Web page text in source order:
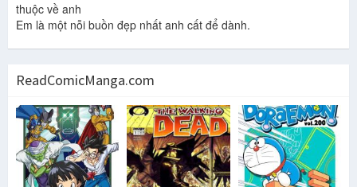
thuộc về anh
Em là một nỗi buồn đẹp nhất anh cất để dành.
ReadComicManga.com